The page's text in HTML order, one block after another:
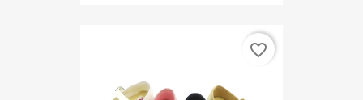
favorite_border